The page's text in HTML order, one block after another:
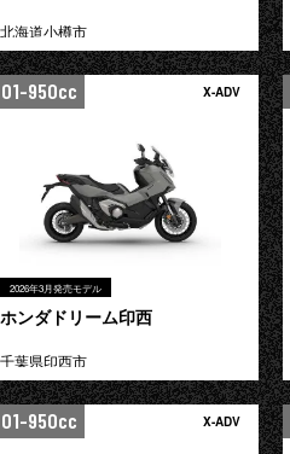
北海道小樽市
950cc X-ADV
2026年3月発売モデル
ホンダドリーム印西
千葉県印西市
950cc X-ADV